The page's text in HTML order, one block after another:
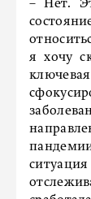
– Нет.
я хочу